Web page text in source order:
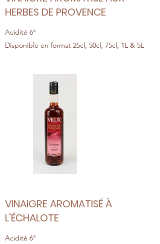
HERBES DE PROVENCE
Acidité 6°
Disponible en format 25cl, 50cl, 75cl, 1L & 5L
VINAIGRE AROMATISÉ À
L'ÉCHALOTE
Acidité 6°